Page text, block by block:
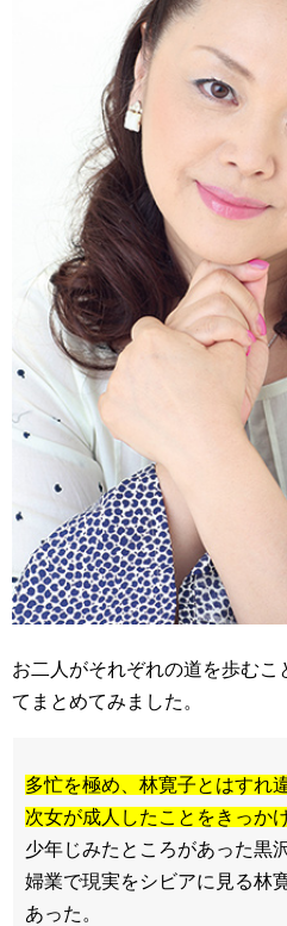
お二人がそれぞれの道を歩む
てまとめてみました。
多忙を極め、林寛子とはすれ
次女が成人したことをきっか
少年じみたところがあった黒
婦業で現実をシビアに見る林
あった。